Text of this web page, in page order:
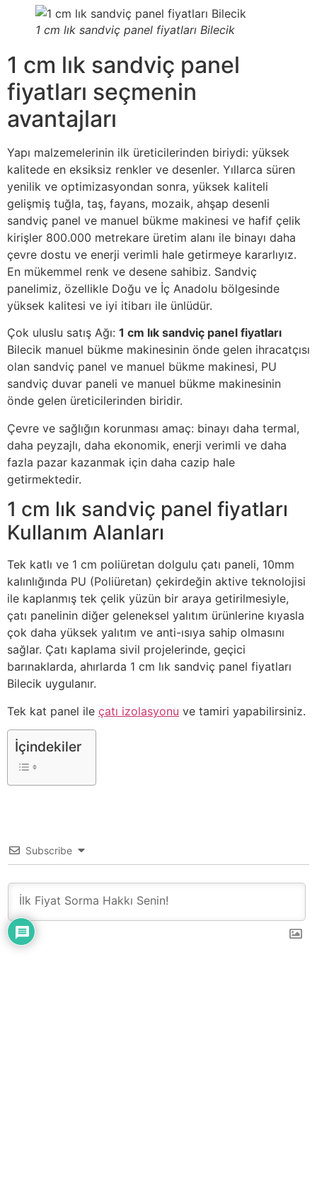
1 cm lık sandviç panel fiyatları Bilecik
1 cm lık sandviç panel
fiyatları seçmenin
avantajları
Yapı malzemelerinin ilk üreticilerinden biriydi: yüksek
kalitede en eksiksiz renkler ve desenler. Yıllarca süren
yenilik ve optimizasyondan sonra, yüksek kaliteli
gelişmiş tuğla, taş, fayans, mozaik, ahşap desenli
sandviç panel ve manuel bükme makinesi ve hafif çelik
kirişler 800.000 metrekare üretim alanı ile binayı daha
çevre dostu ve enerji verimli hale getirmeye kararlıyız.
En mükemmel renk ve desene sahibiz. Sandviç
panelimiz, özellikle Doğu ve İç Anadolu bölgesinde
yüksek kalitesi ve iyi itibarı ile ünlüdür.
Çok uluslu satış Ağı: 1 cm lık sandviç panel fiyatları
Bilecik manuel bükme makinesinin önde gelen ihracatçısı
olan sandviç panel ve manuel bükme makinesi, PU
sandviç duvar paneli ve manuel bükme makinesinin
önde gelen üreticilerinden biridir.
Çevre ve sağlığın korunması amaç: binayı daha termal,
daha peyzajlı, daha ekonomik, enerji verimli ve daha
fazla pazar kazanmak için daha cazip hale
getirmektedir.
1 cm lık sandviç panel fiyatları
Kullanım Alanları
Tek katlı ve 1 cm poliüretan dolgulu çatı paneli, 10mm
kalınlığında PU (Poliüretan) çekirdeğin aktive teknolojisi
ile kaplanmış tek çelik yüzün bir araya getirilmesiyle,
çatı panelinin diğer geleneksel yalıtım ürünlerine kıyasla
çok daha yüksek yalıtım ve anti-ısıya sahip olmasını
sağlar. Çatı kaplama sivil projelerinde, geçici
barınaklarda, ahırlarda 1 cm lık sandviç panel fiyatları
Bilecik uygulanır.
Tek kat panel ile çatı izolasyonu ve tamiri yapabilirsiniz.
İçindekiler
Subscribe